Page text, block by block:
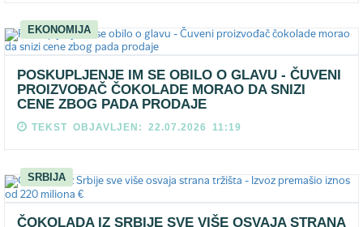
EKONOMIJA
POSKUPLJENJE IM SE OBILO O GLAVU - ČUVENI
PROIZVOĐAČ ČOKOLADE MORAO DA SNIZI
CENE ZBOG PADA PRODAJE
TEKST OBJAVLJEN: 22.07.2026 11:19
SRBIJA
ČOKOLADA IZ SRBIJE SVE VIŠE OSVAJA STRANA